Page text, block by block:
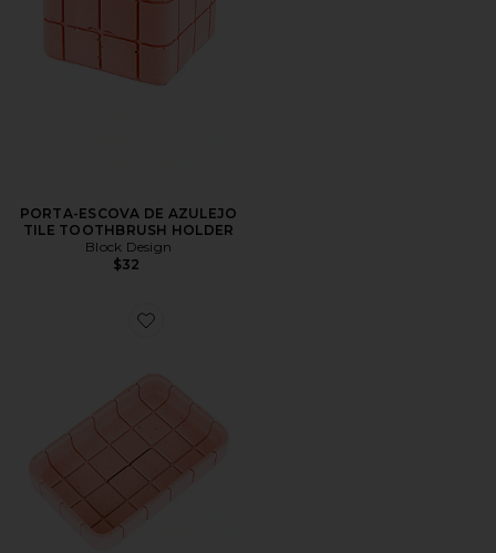
PORTA-ESCOVA DE AZULEJO
TILE TOOTHBRUSH HOLDER
Block Design
$32
Favorite Tile Soap Dish